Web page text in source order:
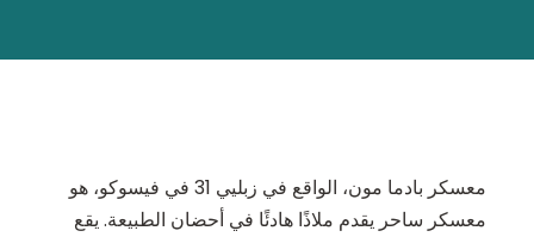
معسكر بادما مون، الواقع في زبليي 31 في فيسوكو، هو
معسكر ساحر يقدم ملاذًا هادئًا في أحضان الطبيعة. يقع